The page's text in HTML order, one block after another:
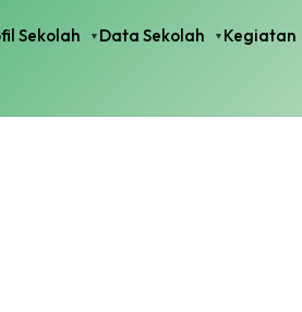
Sekolah Data Sekolah Kegiatan